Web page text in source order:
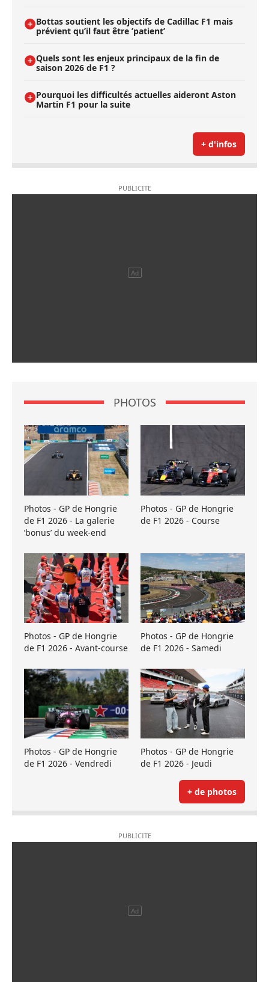
Bottas soutient les objectifs de Cadillac F1 mais
prévient qu’il faut être ’patient’
Quels sont les enjeux principaux de la fin de
saison 2026 de F1 ?
Pourquoi les difficultés actuelles aideront Aston
Martin F1 pour la suite
+ d'infos
PHOTOS
Photos - GP de Hongrie
de F1 2026 - La galerie
’bonus’ du week-end
Photos - GP de Hongrie
de F1 2026 - Course
Photos - GP de Hongrie
de F1 2026 - Avant-course
Photos - GP de Hongrie
de F1 2026 - Samedi
Photos - GP de Hongrie
de F1 2026 - Vendredi
Photos - GP de Hongrie
de F1 2026 - Jeudi
+ de photos